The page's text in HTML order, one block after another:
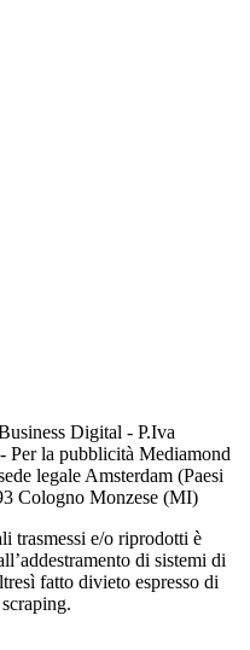
Digital - P.Iva
la pubblicità Mediamond
legale Amsterdam (Paesi
Cologno Monzese (MI)
trasmessi e/o riprodotti è
di sistemi di
fatto divieto espresso di